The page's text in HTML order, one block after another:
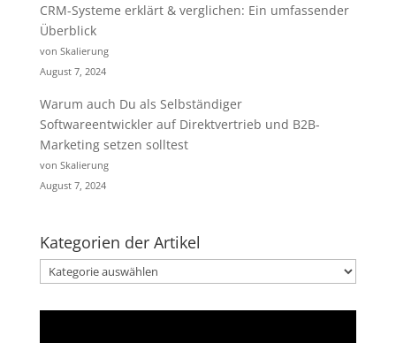
CRM-Systeme erklärt & verglichen: Ein umfassender
Überblick
von Skalierung
August 7, 2024
Warum auch Du als Selbständiger
Softwareentwickler auf Direktvertrieb und B2B-
Marketing setzen solltest
von Skalierung
August 7, 2024
Kategorien der Artikel
Kategorien
der
Artikel